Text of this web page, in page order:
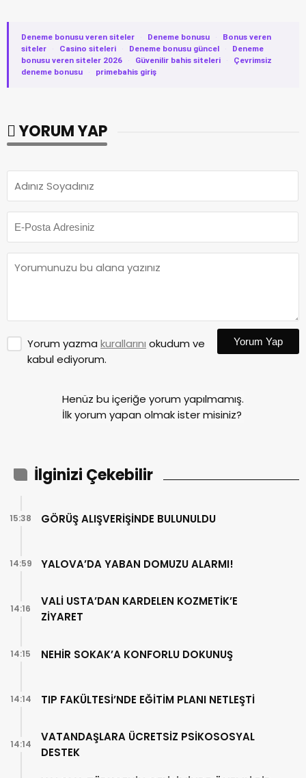
Deneme bonusu veren siteler · Deneme bonusu ·
Bonus veren
siteler
· Casino siteleri · Deneme bonusu güncel ·
Deneme
bonusu veren siteler 2026
· Güvenilir bahis siteleri ·
Çevrimsiz
deneme bonusu
· primebahis giriş
YORUM YAP
Yorum yazma kurallarını okudum ve
kabul ediyorum.
Yorum Yap
Henüz bu içeriğe yorum yapılmamış.
İlk yorum yapan olmak ister misiniz?
İlginizi Çekebilir
GÖRÜŞ ALIŞVERİŞİNDE BULUNULDU
15:38
YALOVA’DA YABAN DOMUZU ALARMI!
14:59
VALİ USTA’DAN KARDELEN KOZMETİK’E
ZİYARET
14:16
NEHİR SOKAK’A KONFORLU DOKUNUŞ
14:15
TIP FAKÜLTESİ’NDE EĞİTİM PLANI NETLEŞTİ
14:14
VATANDAŞLARA ÜCRETSİZ PSİKOSOSYAL
DESTEK
14:14